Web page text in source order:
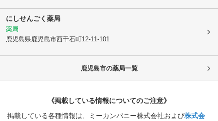
にしせんごく薬局
薬局
鹿児島県鹿児島市西千石町12-11-101
鹿児島市の薬局一覧
《掲載している情報についてのご注意》
掲載している各種情報は、ミーカンパニー株式会社および株式会